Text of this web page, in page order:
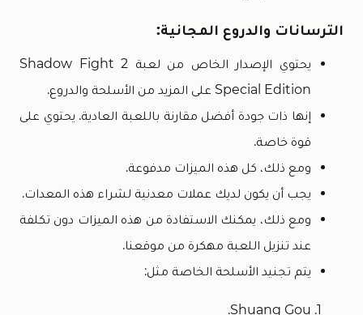
الترسانات والدروع المجانية:
يحتوي الإصدار الخاص من لعبة Shadow Fight 2
Special Edition على المزيد من الأسلحة والدروع.
إنها ذات جودة أفضل مقارنة باللعبة العادية. يحتوي على
قوة خاصة.
ومع ذلك، كل هذه الميزات مدفوعة.
يجب أن يكون لديك عملات معدنية لشراء هذه المعدات.
ومع ذلك، يمكنك الاستفادة من هذه الميزات دون تكلفة
عند تنزيل اللعبة مهكرة من موقعنا.
يتم تجنيد الأسلحة الخاصة مثل:
Shuang Gou.